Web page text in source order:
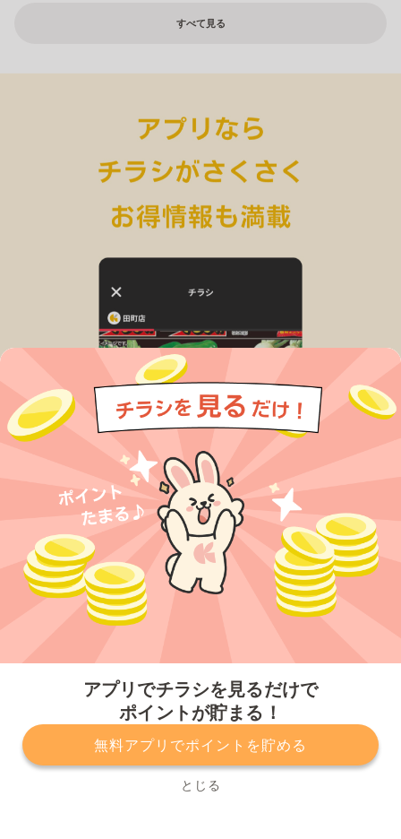
アプリでチラシを見るだけで
ポイントが貯まる！
無料アプリでポイントを貯める
とじる
すべて見る
プライバシーポリシー 利用規約
運営会社
サービスに関してのお問い合わせ